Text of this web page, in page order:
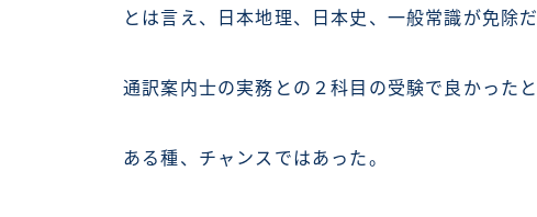
とは言え、日本地理、日本史、一般常識が免除だ
通訳案内士の実務との２科目の受験で良かったと
ある種、チャンスではあった。